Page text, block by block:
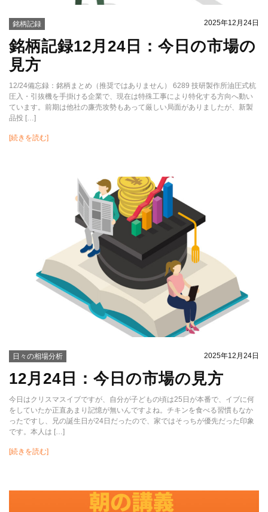
銘柄記録 2025年12月24日
銘柄記録12月24日：今日の市場の
見方
12/24備忘録：銘柄まとめ（推奨ではありません） 6289 技研製作所油圧式杭
圧入・引抜機を手掛ける企業で、現在は特殊工事により特化する方向へ動い
ています。前期は他社の廉売攻勢もあって厳しい局面がありましたが、新製
品投 […]
[続きを読む]
日々の相場分析 2025年12月24日
12月24日：今日の市場の見方
今日はクリスマスイブですが、自分が子どもの頃は25日が本番で、イブに何
をしていたか正直あまり記憶が無いんですよね。チキンを食べる習慣もなか
ったですし、兄の誕生日が24日だったので、家ではそっちが優先だった印象
です。本人は […]
[続きを読む]